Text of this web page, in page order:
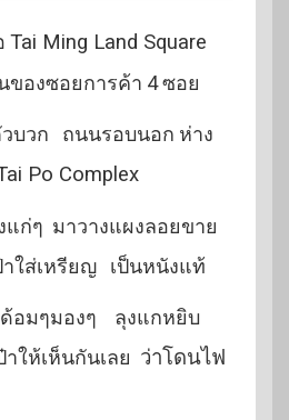
Tai Ming Land Square
ของซอยการค้า 4 ซอย
บวก ถนนรอบนอก ห่าง
Po Complex
แก่ๆ มาวางแผงลอยขาย
าใส่เหรียญ เป็นหนังแท้
อมๆมองๆ ลุงแกหยิบ
ให้เห็นกันเลย ว่าโดนไฟ